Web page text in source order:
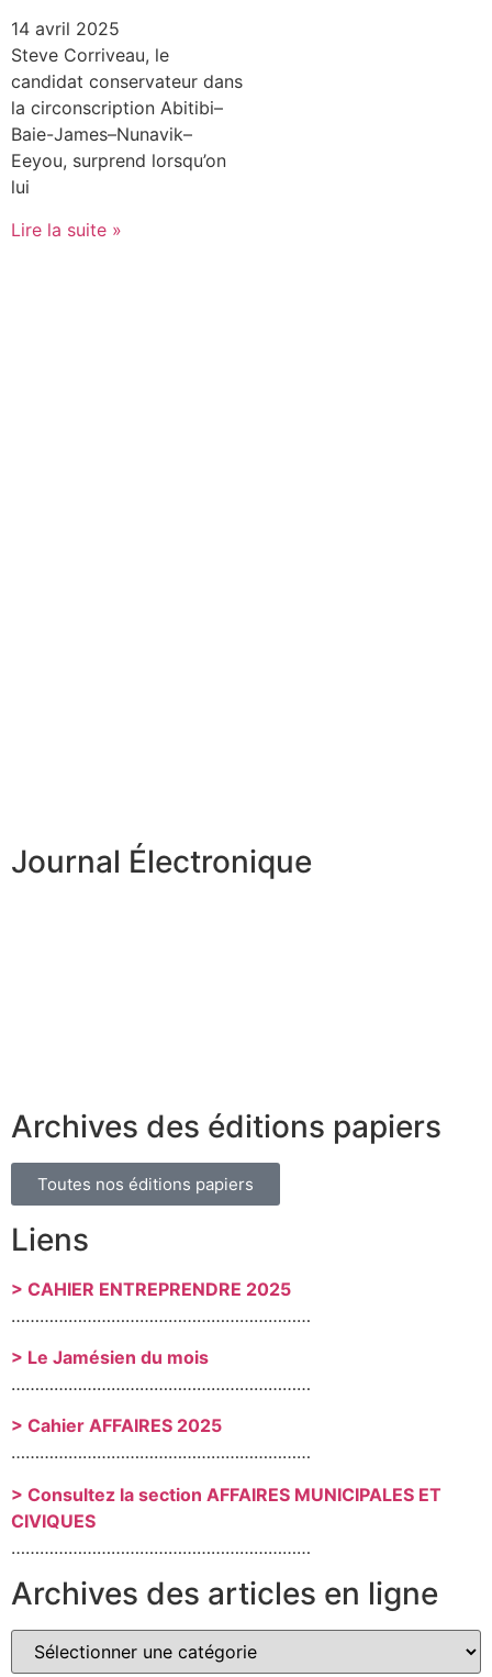
14 avril 2025
Steve Corriveau, le
candidat conservateur dans
la circonscription Abitibi–
Baie-James–Nunavik–
Eeyou, surprend lorsqu’on
lui
Lire la suite »
Journal Électronique
Archives des éditions papiers
Toutes nos éditions papiers
Liens
> CAHIER ENTREPRENDRE 2025
………………………………………………………
> Le Jamésien du mois
………………………………………………………
> Cahier AFFAIRES 2025
………………………………………………………
> Consultez la section AFFAIRES MUNICIPALES ET
CIVIQUES
………………………………………………………
Archives des articles en ligne